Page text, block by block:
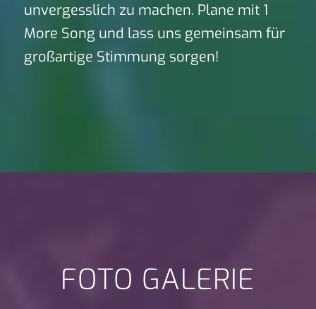
unvergesslich zu machen. Plane mit 1
More Song und lass uns gemeinsam für
großartige Stimmung sorgen!
FOTO GALERIE